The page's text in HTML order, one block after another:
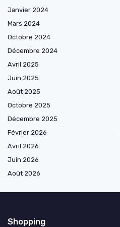
Janvier 2024
Mars 2024
Octobre 2024
Décembre 2024
Avril 2025
Juin 2025
Août 2025
Octobre 2025
Décembre 2025
Février 2026
Avril 2026
Juin 2026
Août 2026
Shopping